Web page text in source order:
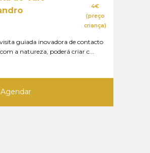
4€
(preço
criança)
guiada inovadora de contacto
a natureza, poderá criar c...
Agendar